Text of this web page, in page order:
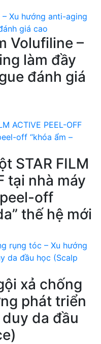
Volufiline –
làm đầy
đánh giá
STAR FILM
tại nhà máy
off
thế hệ mới
xả chống
phát triển
da đầu